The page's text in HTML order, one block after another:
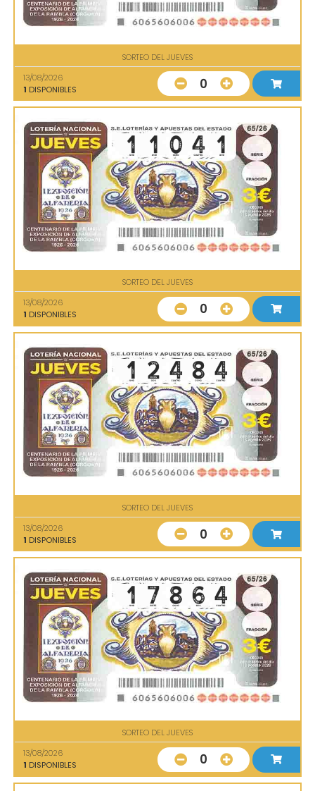
SORTEO DEL JUEVES
13/08/2026
1 DISPONIBLES 0
SORTEO DEL JUEVES
13/08/2026
1 DISPONIBLES 0
SORTEO DEL JUEVES
13/08/2026
1 DISPONIBLES 0
SORTEO DEL JUEVES
13/08/2026
1 DISPONIBLES 0